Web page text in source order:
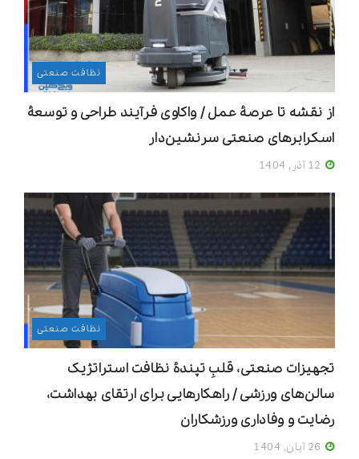
نظافت صنعتی
از نقشه تا عرصۀ عمل / واکاوی فرآیند طراحی و توسعۀ
اسکرابرهای صنعتی سرنشین‌دار
نظافت صنعتی
تجهیزات صنعتی، قلبِ تپندۀ نظافت استراتژیک
سالن‌های ورزشی / راهکارهایی برای ارتقای بهداشت،
رضایت و وفاداری ورزشکاران